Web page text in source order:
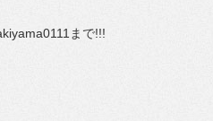
まで!!!